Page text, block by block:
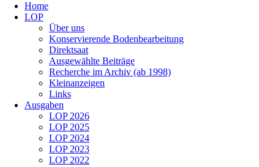
überspringen
Home
LOP
Über uns
Konservierende Bodenbearbeitung
Direktsaat
Ausgewählte Beiträge
Recherche im Archiv (ab 1998)
Kleinanzeigen
Links
Ausgaben
LOP 2026
LOP 2025
LOP 2024
LOP 2023
LOP 2022